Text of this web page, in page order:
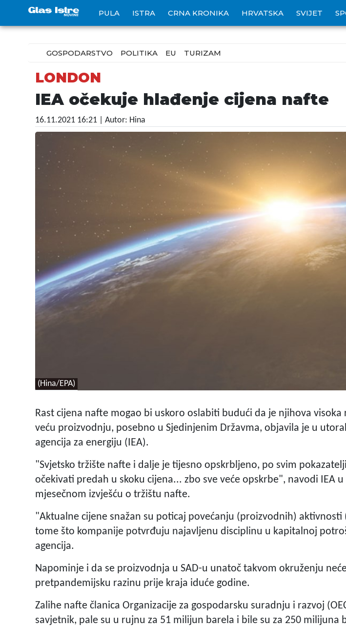
PULA ISTRA CRNA KRONIKA HRVATSKA SVIJET
GOSPODARSTVO POLITIKA EU TURIZAM
LONDON
IEA očekuje hlađenje cijena nafte
16.11.2021 16:21 | Autor: Hina
(Hina/EPA)
Rast cijena nafte mogao bi uskoro oslabiti budući da je njihova visoka
veću proizvodnju, posebno u Sjedinjenim Državma, objavila je u
agencija za energiju (IEA).
"Svjetsko tržište nafte i dalje je tijesno opskrbljeno, po svim
očekivati predah u skoku cijena... zbo sve veće opskrbe", navodi IEA
mjesečnom izvješću o tržištu nafte.
"Aktualne cijene snažan su poticaj povećanju (proizvodnih) aktivnosti
tome što kompanije potvrđuju najavljenu disciplinu u kapitalnoj
agencija.
Napominje i da se proizvodnja u SAD-u unatoč takvom okruženju
pretpandemijsku razinu prije kraja iduće godine.
Zalihe nafte članica Organizacije za gospodarsku suradnju i razvoj
savjetnik, pale su u rujnu za 51 milijun barela i bile su za 250 milijuna